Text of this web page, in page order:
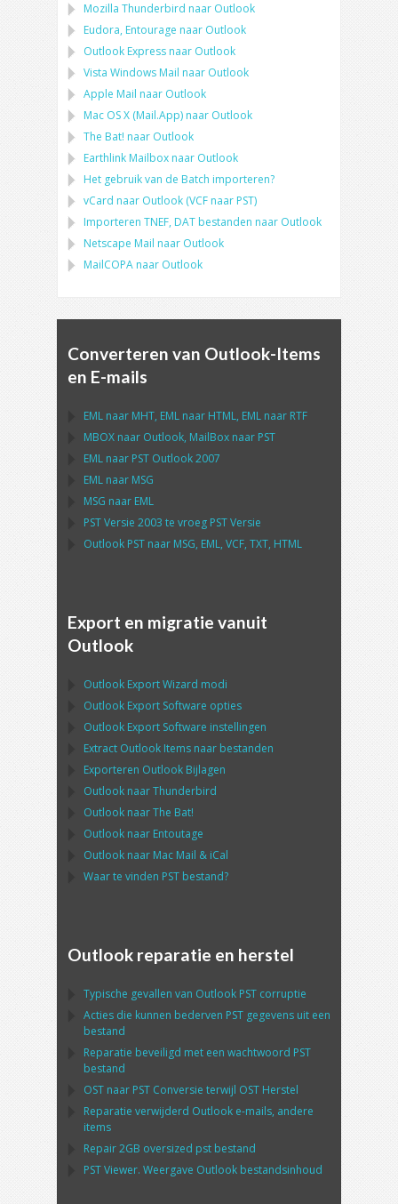
Mozilla Thunderbird naar Outlook
Eudora, Entourage naar Outlook
Outlook Express naar Outlook
Vista Windows Mail naar Outlook
Apple Mail naar Outlook
Mac OS X (Mail.App) naar Outlook
The Bat! naar Outlook
Earthlink Mailbox naar Outlook
Het gebruik van de Batch importeren?
vCard naar Outlook (VCF naar PST)
Importeren TNEF, DAT bestanden naar Outlook
Netscape Mail naar Outlook
MailCOPA naar Outlook
Converteren van Outlook-Items
en E-mails
EML naar MHT, EML naar HTML, EML naar RTF
MBOX naar Outlook, MailBox naar PST
EML naar PST Outlook2007
EML naar MSG
MSG naar EML
PSTVersie 2003 te vroeg PSTVersie
Outlook PST naar MSG, EML, VCF, TXT, HTML
Export en migratie vanuit
Outlook
Outlook Export Wizard modi
Outlook Export Software opties
Outlook Export Software instellingen
Extract Outlook Items naar bestanden
Exporteren Outlook Bijlagen
Outlook naarThunderbird
Outlook naarThe Bat!
Outlook naar Entoutage
Outlook naar Mac Mail & iCal
Waar te vinden PST bestand?
Outlook reparatie en herstel
Typische gevallen van Outlook PST corruptie
Acties die kunnen bederven PST gegevens uit een
bestand
Reparatie beveiligd met een wachtwoord PST
bestand
OST naar PST Conversie terwijl OST Herstel
Reparatie verwijderd Outlook e-mails, andere
items
Repair2GB oversized pst bestand
PSTViewer. Weergave Outlook bestandsinhoud